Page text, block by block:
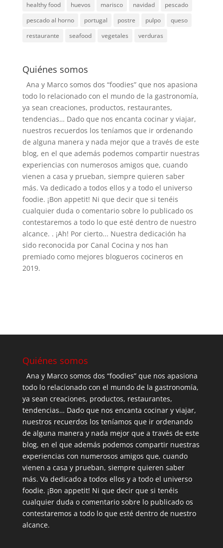
healthy food
huevos marisco navidad
pescado
pescado al horno
portugal postre pulpo
queso
restaurante
seafood vegetales verduras
Quiénes somos
Ana y Marco somos dos “foodies” que nos apasiona
todo lo relacionado con el mundo de la gastronomía,
ya sean creaciones, productos, restaurantes,
tendencias… Dado que nos encanta cocinar y viajar,
nuestros recuerdos los teníamos que ir ordenando
de alguna manera y nada mejor que a través de este
blog, en el que además podemos compartir nuestras
experiencias con numerosos amigos que, cuando
vienen a casa y prueban, siempre quieren saber
más. Va dedicado a todos ellos y a todo el universo
foodie. ¡Bon appetit! Ni que decir que si tenéis
cualquier duda o comentario sobre lo publicado os
contestaremos a todo lo que esté dentro de nuestro
alcance. . ¡Ah! Por cierto... Nuestra dedicación ha
sido reconocida por Canal Cocina y nos han
premiado como mejores blogueros cocineros en
2019.
Quiénes somos
Ana y Marco somos dos “foodies” que nos apasiona
todo lo relacionado con el mundo de la gastronomía,
ya sean creaciones, productos, restaurantes,
tendencias… Dado que nos encanta cocinar y viajar,
nuestros recuerdos los teníamos que ir ordenando
de alguna manera y nada mejor que a través de este
blog, en el que además podemos compartir nuestras
experiencias con numerosos amigos que, cuando
vienen a casa y prueban, siempre quieren saber
más. Va dedicado a todos ellos y a todo el universo
foodie. ¡Bon appetit! Ni que decir que si tenéis
cualquier duda o comentario sobre lo publicado os
contestaremos a todo lo que esté dentro de nuestro
alcance.